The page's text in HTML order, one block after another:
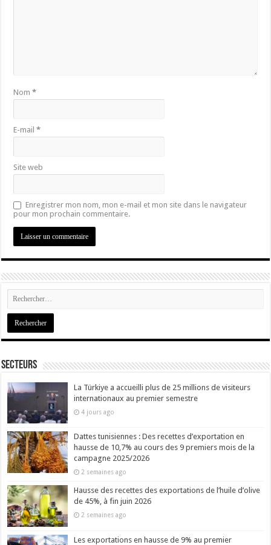
Nom*
E-mail*
Site web
Enregistrer mon nom, mon e-mail et mon site dans le navigateur
pour mon prochain commentaire.
Secteurs
La Türkiye a accueilli plus de 25 millions de visiteurs
internationaux au premier semestre
4 jours ago
Dattes tunisiennes : Des recettes d’exportation en
hausse de 10,7% au cours des 9 premiers mois de la
campagne 2025/2026
2 semaines ago
Hausse des recettes des exportations de l’huile d’olive
de 45%, à fin juin 2026
2 semaines ago
Les exportations en hausse de 9% au premier